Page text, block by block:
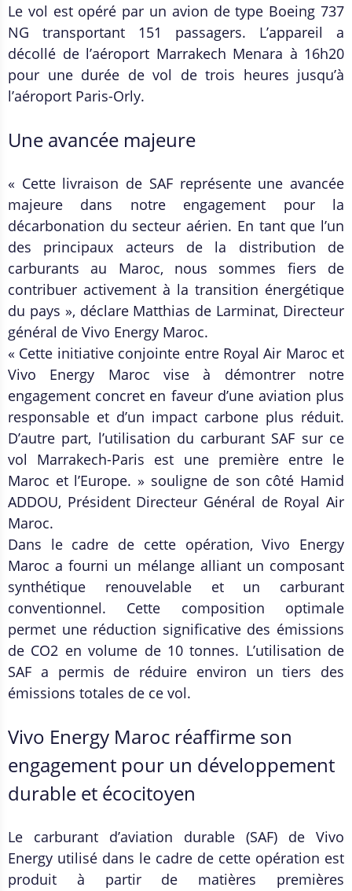
Le vol est opéré par un avion de type Boeing 737
NG transportant 151 passagers. L’appareil a
décollé de l’aéroport Marrakech Menara à 16h20
pour une durée de vol de trois heures jusqu’à
l’aéroport Paris-Orly.
Une avancée majeure
« Cette livraison de SAF représente une avancée
majeure dans notre engagement pour la
décarbonation du secteur aérien. En tant que l’un
des principaux acteurs de la distribution de
carburants au Maroc, nous sommes fiers de
contribuer activement à la transition énergétique
du pays », déclare Matthias de Larminat, Directeur
général de Vivo Energy Maroc.
« Cette initiative conjointe entre Royal Air Maroc et
Vivo Energy Maroc vise à démontrer notre
engagement concret en faveur d’une aviation plus
responsable et d’un impact carbone plus réduit.
D’autre part, l’utilisation du carburant SAF sur ce
vol Marrakech-Paris est une première entre le
Maroc et l’Europe. » souligne de son côté Hamid
ADDOU, Président Directeur Général de Royal Air
Maroc.
Dans le cadre de cette opération, Vivo Energy
Maroc a fourni un mélange alliant un composant
synthétique renouvelable et un carburant
conventionnel. Cette composition optimale
permet une réduction significative des émissions
de CO2 en volume de 10 tonnes. L’utilisation de
SAF a permis de réduire environ un tiers des
émissions totales de ce vol.
Vivo Energy Maroc réaffirme son
engagement pour un développement
durable et écocitoyen
Le carburant d’aviation durable (SAF) de Vivo
Energy utilisé dans le cadre de cette opération est
produit à partir de matières premières